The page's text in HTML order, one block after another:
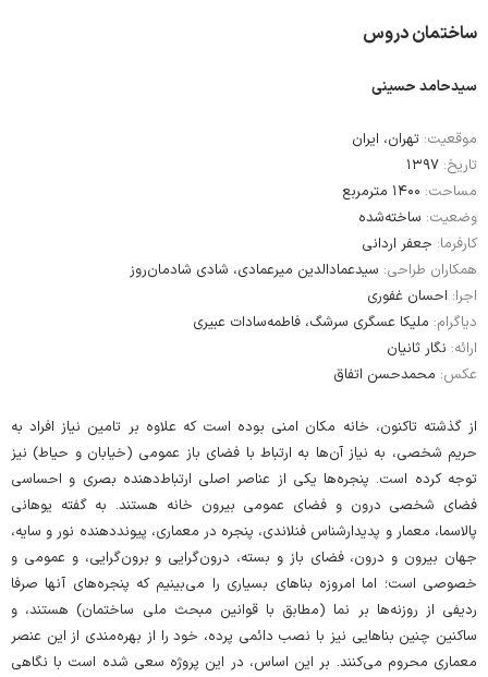
ساختمان دروس
سیدحامد حسینی
موقعیت: تهران، ایران
تاریخ:
مساحت:
وضعیت: ساخته‌شده
کارفرما: جعفر اردانی
همکاران طراحی: سیدعمادالدین میرعمادی، شادی شادمان‌روز
اجرا: احسان غفوری
دیاگرام: ملیکا عسگری سرشگ، فاطمه‌سادات عبیری
ارائه: نگار ثانیان
عکس: محمدحسن اتفاق
از گذشته تاکنون، خانه مکان امنی بوده است که علاوه بر تامین نیاز افراد به
حریم شخصی، به نیاز آن‌ها به ارتباط با فضای باز عمومی (خیابان و حیاط) نیز
توجه کرده است. پنجره‌ها یکی از عناصر اصلی ارتباط‌دهنده بصری و احساسی
فضای شخصی درون و فضای عمومی بیرون خانه هستند. به گفته یوهانی
پالاسما، معمار و پدیدارشناس فنلاندی، پنجره در معماری، پیونددهنده نور و سایه،
جهان بیرون و درون، فضای باز و بسته، درون‌گرایی و برون‌گرایی، و عمومی و
خصوصی است؛ اما امروزه بناهای بسیاری را می‌بینیم که پنجره‌های آنها صرفا
ردیفی از روزنه‌ها بر نما (مطابق با قوانین مبحث ملی ساختمان) هستند، و
ساکنین چنین بناهایی نیز با نصب دائمی پرده، خود را از بهره‌مندی از این عنصر
معماری محروم می‌کنند. بر این اساس، در این پروژه سعی شده است با نگاهی